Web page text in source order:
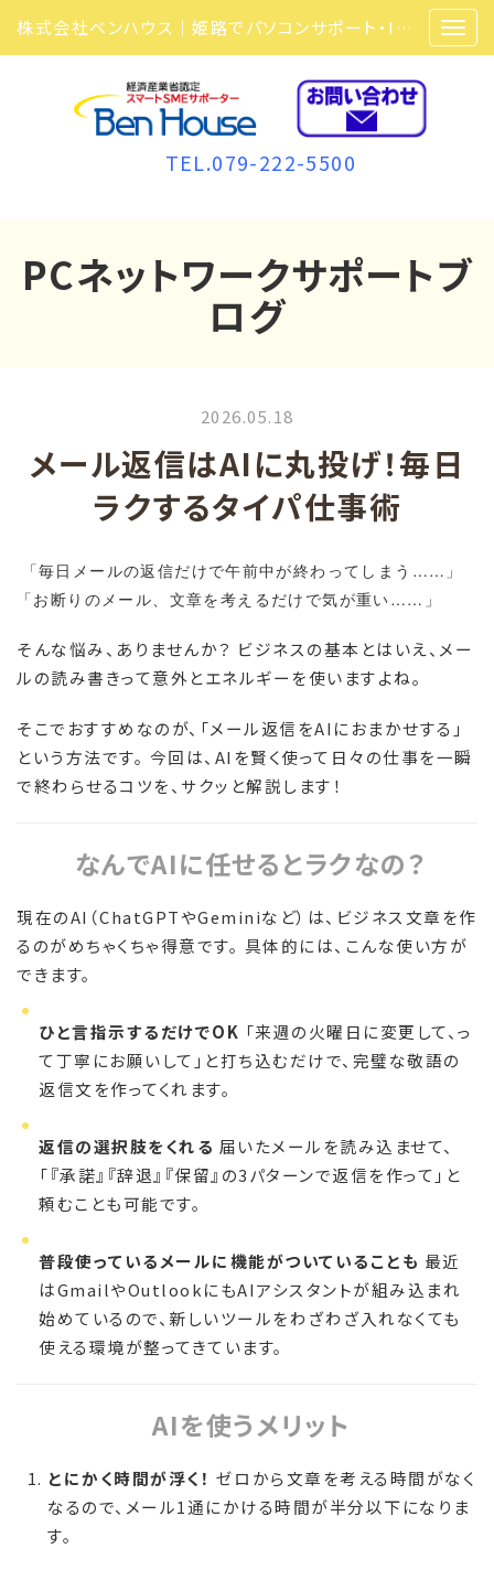
株式会社ベンハウス｜姫路でパソコンサポート・ITサポート・ITセキュリティ・複合機・ビジネスフォンなら弊社にお任せ
TEL.079-222-5500
PCネットワークサポートブ
ログ
2026.05.18
メール返信はAIに丸投げ！毎日
ラクするタイパ仕事術
「毎日メールの返信だけで午前中が終わってしまう……」
「お断りのメール、文章を考えるだけで気が重い……」
そんな悩み、ありませんか？ ビジネスの基本とはいえ、メー
ルの読み書きって意外とエネルギーを使いますよね。
そこでおすすめなのが、「メール返信をAIにおまかせする」
という方法です。 今回は、AIを賢く使って日々の仕事を一瞬
で終わらせるコツを、サクッと解説します！
なんでAIに任せるとラクなの？
現在のAI（ChatGPTやGeminiなど）は、ビジネス文章を作
るのがめちゃくちゃ得意です。 具体的には、こんな使い方が
できます。
ひと言指示するだけでOK 「来週の火曜日に変更して、っ
て丁寧にお願いして」と打ち込むだけで、完璧な敬語の
返信文を作ってくれます。
返信の選択肢をくれる 届いたメールを読み込ませて、
「『承諾』『辞退』『保留』の3パターンで返信を作って」と
頼むことも可能です。
普段使っているメールに機能がついていることも 最近
はGmailやOutlookにもAIアシスタントが組み込まれ
始めているので、新しいツールをわざわざ入れなくても
使える環境が整ってきています。
AIを使うメリット
とにかく時間が浮く！ ゼロから文章を考える時間がなく
なるので、メール1通にかける時間が半分以下になりま
す。